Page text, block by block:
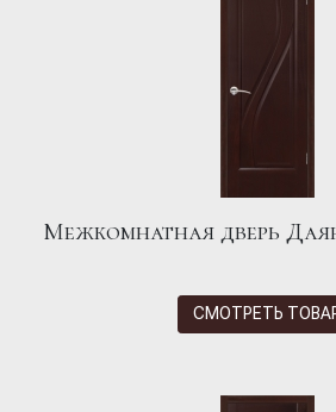
Межкомнатная дверь
СМОТРЕТЬ